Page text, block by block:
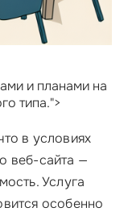
и планами на
типа.">
в условиях
веб-сайта —
Услуга
особенно